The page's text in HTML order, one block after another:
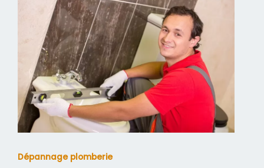
Dépannage plomberie